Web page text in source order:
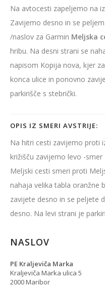
Na avtocesti zapeljemo na
Zavijemo desno in se
/naslov za Garmin Meljska
hribu. Na desni strani se
napisom Kopija nova, kjer
konca ulice in ponovno
parkirišče s stebrički.
OPIS IZ SMERI AVSTRIJE:
Na hitri cesti zavijemo proti
križišču zavijemo levo -
Meljski cesti smeri proti
nahaja velika tabla oranžne
zavijete desno in se peljete
desno. Na levi strani je
NASLOV
PE Kraljeviča Marka
Kraljeviča Marka ulica 5
2000 Maribor